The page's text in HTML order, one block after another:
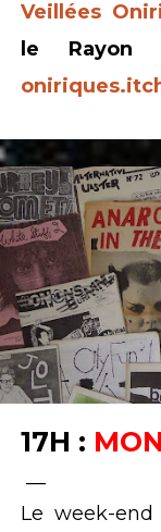
Veillées
le Rayon
17H :
__
Le week-